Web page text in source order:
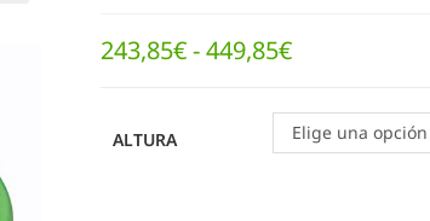
243,85€-449,85€
ALTURA Elige una opción